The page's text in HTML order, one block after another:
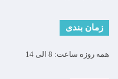
زمان بندی
همه روزه ساعت: 8 الی 14